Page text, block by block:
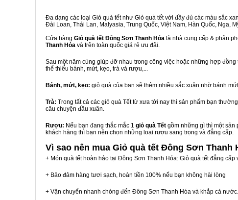
Đa dạng các loại Giỏ quà tết như Giỏ quà tết với đầy đủ các màu sắc
Đài Loan, Thái Lan, Malyasia, Trung Quốc, Việt Nam, Hàn Quốc, Nga,
Cửa hàng Giỏ quà tết Đông Sơn Thanh Hóa là nhà cung cấp & phân
Thanh Hóa và trên toàn quốc giá rẻ ưu đãi.
Sau một năm cùng giúp đỡ nhau trong công việc hoặc những hợp
thể thiếu bánh, mứt, kẹo, trà và rượu,...
Bánh, mứt, kẹo: giỏ quà của bạn sẽ thêm nhiều sắc xuân nhờ bánh
Trà: Trong tất cả các giỏ quà Tết từ xưa tới nay thì sản phẩm bạn
câu chuyện đầu xuân.
Rượu: Nếu bạn đang thắc mắc 1 giỏ quà Tết gồm những gì thì một
khách hàng thì bạn nên chọn những loại rượu sang trọng và đẳng cấp.
Vì sao nên mua Giỏ quà tết Đông Sơn Thanh
+ Món quà tết hoàn hảo tại Đông Sơn Thanh Hóa: Giỏ quà tết đẳng cấp
+ Bảo đảm hàng tươi sạch, hoàn tiền 100% nếu bạn không hài lòng
+ Vận chuyển nhanh chóng đến Đông Sơn Thanh Hóa và khắp cả nước.